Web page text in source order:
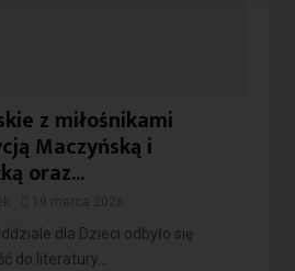
z miłośnikami
Maczyńską i
oraz...
dla Dzieci odbyło się
do literatury...